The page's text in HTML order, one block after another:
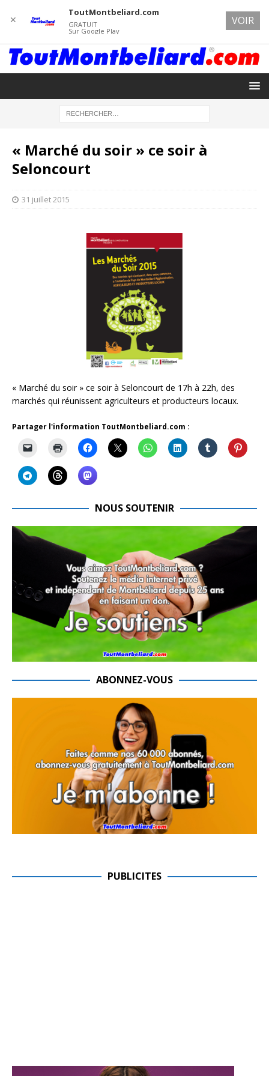
« Marché du soir » ce soir à
Seloncourt
31 juillet 2015
« Marché du soir » ce soir à Seloncourt de 17h à 22h, des
marchés qui réunissent agriculteurs et producteurs locaux.
Partager l'information ToutMontbeliard.com :
NOUS SOUTENIR
ABONNEZ-VOUS
PUBLICITES
✕
ToutMontbeliard.com
GRATUIT
Sur Google Play
VOIR